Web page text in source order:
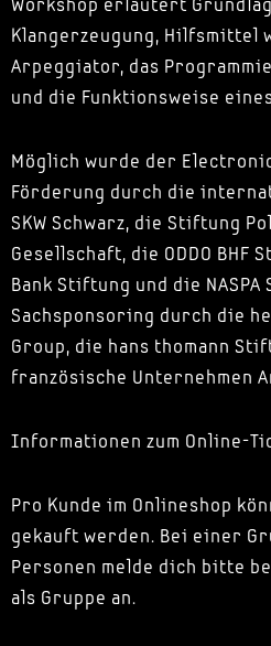
Klangerzeugung, Hilfsmittel
Arpeggiator, das
und die Funktionsweise
Möglich wurde der
Förderung durch die
SKW Schwarz, die Stiftung
Gesellschaft, die ODDO BHF
Bank Stiftung und die
Sachsponsoring durch die
Group, die hans thomann
französische Unternehmen
Informationen zum Online-
Pro Kunde im Onlineshop
gekauft werden. Bei einer
Personen melde dich bitte
als Gruppe an.